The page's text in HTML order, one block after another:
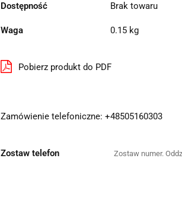
Dostępność Brak towaru
Waga 0.15 kg
Pobierz produkt do PDF
Zamówienie telefoniczne: +48505160303
Zostaw telefon